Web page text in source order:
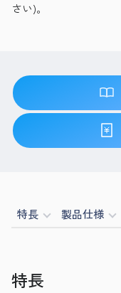
さい)。
特長 製品仕様
特長